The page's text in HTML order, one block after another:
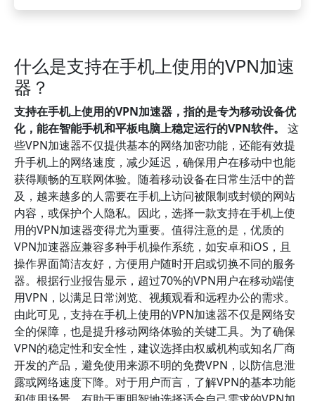
什么是支持在手机上使用的VPN加速
器？
支持在手机上使用的VPN加速器，指的是专为移动设备优
化，能在智能手机和平板电脑上稳定运行的VPN软件。
这
些VPN加速器不仅提供基本的网络加密功能，还能有效提
升手机上的网络速度，减少延迟，确保用户在移动中也能
获得顺畅的互联网体验。随着移动设备在日常生活中的普
及，越来越多的人需要在手机上访问被限制或封锁的网站
内容，或保护个人隐私。因此，选择一款支持在手机上使
用的VPN加速器变得尤为重要。值得注意的是，优质的
VPN加速器应兼容多种手机操作系统，如安卓和iOS，且
操作界面简洁友好，方便用户随时开启或切换不同的服务
器。根据行业报告显示，超过70%的VPN用户在移动端使
用VPN，以满足日常浏览、视频观看和远程办公的需求。
由此可见，支持在手机上使用的VPN加速器不仅是网络安
全的保障，也是提升移动网络体验的关键工具。为了确保
VPN的稳定性和安全性，建议选择由权威机构或知名厂商
开发的产品，避免使用来源不明的免费VPN，以防信息泄
露或网络速度下降。对于用户而言，了解VPN的基本功能